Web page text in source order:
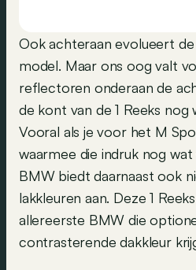
Ook achteraan evolueert
model. Maar ons oog valt
reflectoren onderaan de
de kont van de 1 Reeks
Vooral als je voor het M
waarmee die indruk nog
BMW biedt daarnaast ook
lakkleuren aan. Deze 1
allereerste BMW die
contrasterende dakkleur